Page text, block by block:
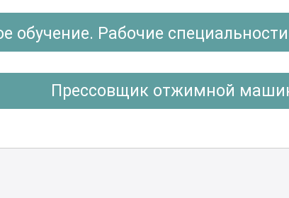
обучение. Рабочие
Прессовщик отжимной